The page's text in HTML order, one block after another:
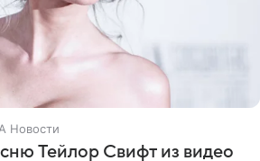
Новости
Тейлор Свифт из видео